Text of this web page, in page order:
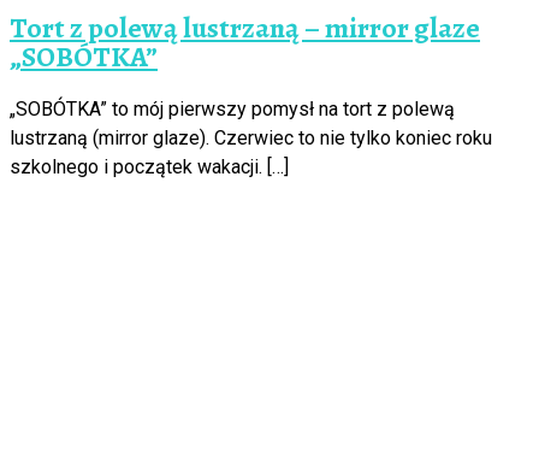
Tort z polewą lustrzaną – mirror glaze
„SOBÓTKA”
„SOBÓTKA” to mój pierwszy pomysł na tort z polewą
lustrzaną (mirror glaze). Czerwiec to nie tylko koniec roku
szkolnego i początek wakacji. […]